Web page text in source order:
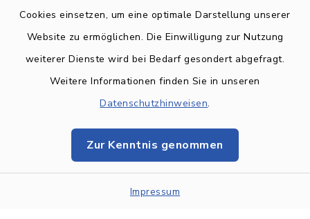
Cookies einsetzen, um eine optimale Darstellung unserer
Website zu ermöglichen. Die Einwilligung zur Nutzung
weiterer Dienste wird bei Bedarf gesondert abgefragt.
Weitere Informationen finden Sie in unseren
Datenschutzhinweisen.
Zur Kenntnis genommen
Impressum
BARRIEREFREIHEIT
Impressum
Sitemap